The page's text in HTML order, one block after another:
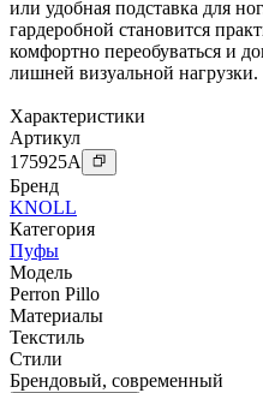
или удобная подставка для
гардеробной становится
комфортно переобуваться и
лишней визуальной нагрузки.
Характеристики
Артикул
175925A
Бренд
KNOLL
Категория
Пуфы
Модель
Perron Pillo
Материалы
Текстиль
Стили
Брендовый, современный